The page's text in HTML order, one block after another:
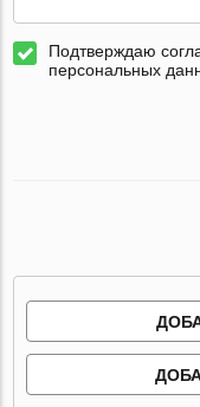
Подтверждаю
персональных